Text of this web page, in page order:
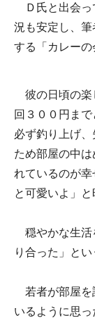
Ｄ氏と出会っ
況も安定し、
する「カレーの
彼の日頃の楽
回３００円ま
必ず釣り上げ
ため部屋の中
れているのが
と可愛いよ」と
穏やかな生活
り合った」と
若者が部屋を
いるように思